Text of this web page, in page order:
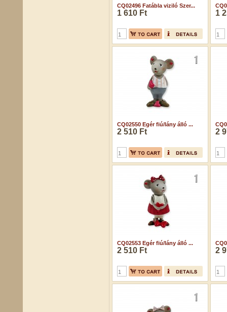
CQ02496 Fatábla viziló Szer...
1 610 Ft 1
CQ02550 Egér fiú/lány álló ...
2 510 Ft 2
CQ02553 Egér fiú/lány álló ...
2 510 Ft 2